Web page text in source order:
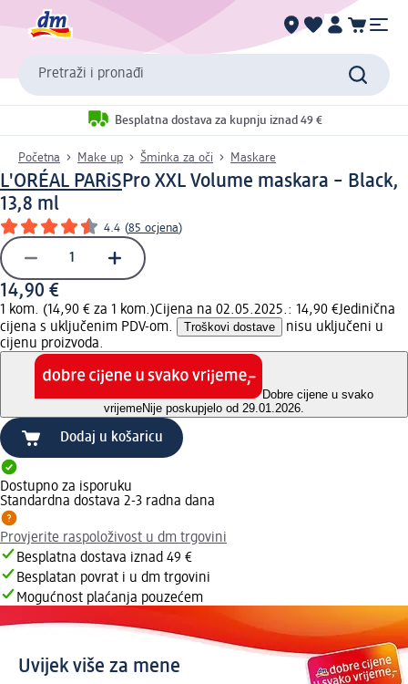
Pretraži i pronađi
Besplatna dostava za kupnju iznad 49 €
Početna Make up Šminka za oči Maskare
L'ORÉAL PARiSPro XXL Volume maskara – Black,
13,8 ml
4.4 (85 ocjena)
14,90 €
1 kom. (14,90 € za 1 kom.)Cijena na 02.05.2025.: 14,90 €Jedinična
cijena s uključenim PDV-om.
Troškovi dostave
nisu uključeni u
cijenu proizvoda.
Dobre cijene u svako
vrijemeNije poskupjelo od 29.01.2026.
Dodaj u košaricu
Dostupno za isporuku
Standardna dostava 2-3 radna dana
Provjerite raspoloživost u dm trgovini
Besplatna dostava iznad 49 €
Besplatan povrat i u dm trgovini
Mogućnost plaćanja pouzećem
Uvijek više za mene